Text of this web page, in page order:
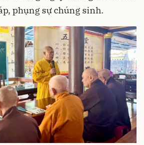
phụng sự chúng sinh.